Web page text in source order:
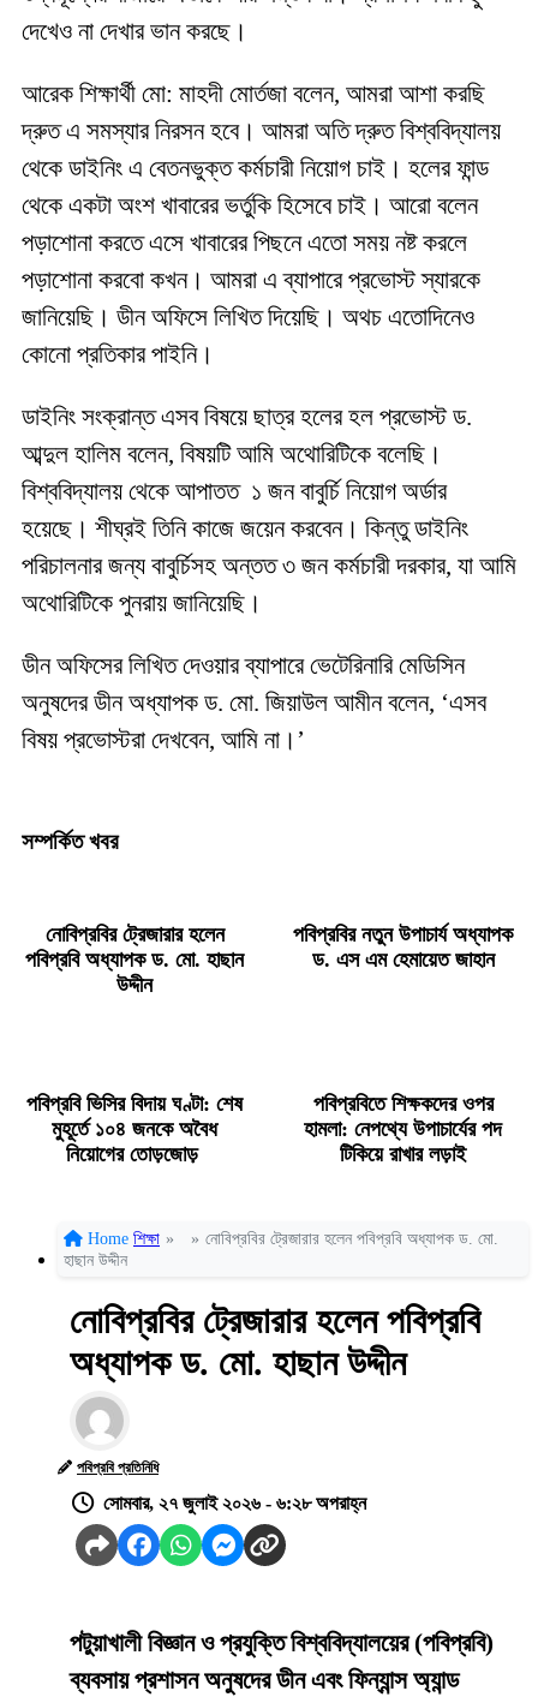
দেখেও না দেখার ভান করছে।
আরেক শিক্ষার্থী মো: মাহদী মোর্তজা বলেন, আমরা আশা করছি
দ্রুত এ সমস্যার নিরসন হবে। আমরা অতি দ্রুত বিশ্ববিদ্যালয়
থেকে ডাইনিং এ বেতনভুক্ত কর্মচারী নিয়োগ চাই। হলের ফান্ড
থেকে একটা অংশ খাবারের ভর্তুকি হিসেবে চাই। আরো বলেন
পড়াশোনা করতে এসে খাবারের পিছনে এতো সময় নষ্ট করলে
পড়াশোনা করবো কখন। আমরা এ ব্যাপারে প্রভোস্ট স্যারকে
জানিয়েছি। ডীন অফিসে লিখিত দিয়েছি। অথচ এতোদিনেও
কোনো প্রতিকার পাইনি।
ডাইনিং সংক্রান্ত এসব বিষয়ে ছাত্র হলের হল প্রভোস্ট ড.
আব্দুল হালিম বলেন, বিষয়টি আমি অথোরিটিকে বলেছি।
বিশ্ববিদ্যালয় থেকে আপাতত ১ জন বাবুর্চি নিয়োগ অর্ডার
হয়েছে। শীঘ্রই তিনি কাজে জয়েন করবেন। কিন্তু ডাইনিং
পরিচালনার জন্য বাবুর্চিসহ অন্তত ৩ জন কর্মচারী দরকার, যা আমি
অথোরিটিকে পুনরায় জানিয়েছি।
ডীন অফিসের লিখিত দেওয়ার ব্যাপারে ভেটেরিনারি মেডিসিন
অনুষদের ডীন অধ্যাপক ড. মো. জিয়াউল আমীন বলেন, ‘এসব
বিষয় প্রভোস্টরা দেখবেন, আমি না।’
সম্পর্কিত খবর
নোবিপ্রবির ট্রেজারার হলেন
পবিপ্রবি অধ্যাপক ড. মো. হাছান
উদ্দীন
পবিপ্রবির নতুন উপাচার্য অধ্যাপক
ড. এস এম হেমায়েত জাহান
পবিপ্রবি ভিসির বিদায় ঘণ্টা: শেষ
মুহূর্তে ১০৪ জনকে অবৈধ
নিয়োগের তোড়জোড়
পবিপ্রবিতে শিক্ষকদের ওপর
হামলা: নেপথ্যে উপাচার্যের পদ
টিকিয়ে রাখার লড়াই
Home শিক্ষা » » নোবিপ্রবির ট্রেজারার হলেন পবিপ্রবি অধ্যাপক ড. মো.
হাছান উদ্দীন
নোবিপ্রবির ট্রেজারার হলেন পবিপ্রবি
অধ্যাপক ড. মো. হাছান উদ্দীন
পবিপ্রবি প্রতিনিধি
সোমবার, ২৭ জুলাই ২০২৬ - ৬:২৮ অপরাহ্ন
পটুয়াখালী বিজ্ঞান ও প্রযুক্তি বিশ্ববিদ্যালয়ের (পবিপ্রবি)
ব্যবসায় প্রশাসন অনুষদের ডীন এবং ফিন্যান্স অ্যান্ড